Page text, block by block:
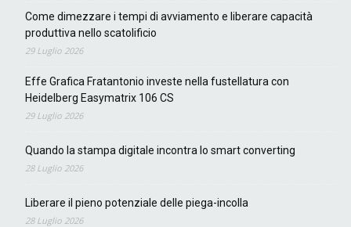
Come dimezzare i tempi di avviamento e liberare capacità
produttiva nello scatolificio
29 Luglio 2026
Effe Grafica Fratantonio investe nella fustellatura con
Heidelberg Easymatrix 106 CS
29 Luglio 2026
Quando la stampa digitale incontra lo smart converting
28 Luglio 2026
Liberare il pieno potenziale delle piega-incolla
28 Luglio 2026